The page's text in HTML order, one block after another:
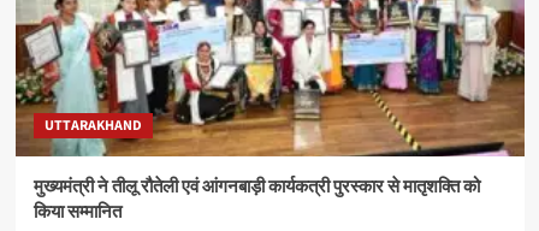
UTTARAKHAND
मुख्यमंत्री ने तीलू रौतेली एवं आंगनबाड़ी कार्यकत्री पुरस्कार से मातृशक्ति को
किया सम्मानित